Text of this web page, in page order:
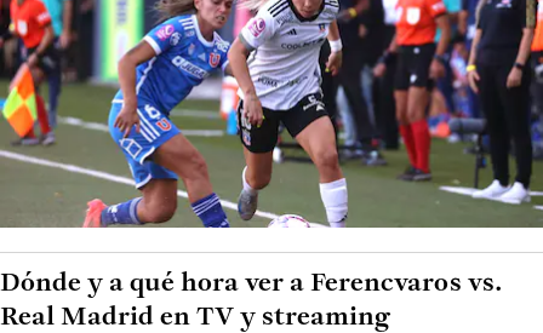
Dónde y a qué hora ver a Ferencvaros vs.
Real Madrid en TV y streaming